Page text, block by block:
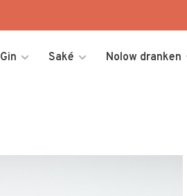
Gin Saké Nolow dranken